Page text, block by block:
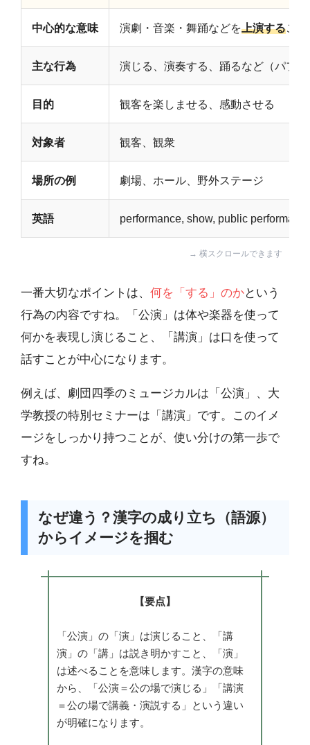
中心的な意味 演劇・音楽・舞踊などを上演する こ
主な行為 演じる、演奏する、踊るなど（パフ
目的 観客を楽しませる、感動させる
対象者 観客、観衆
場所の例 劇場、ホール、野外ステージ
英語 performance, show, public
一番大切なポイントは、 何を「する」のかという
行為の内容ですね。「公演」は体や楽器を使って
何かを表現し演じること、「講演」は口を使って
話すことが中心になります。
例えば、劇団四季のミュージカルは「公演」、大
学教授の特別セミナーは「講演」です。このイメ
ージをしっかり持つことが、使い分けの第一歩で
すね。
なぜ違う？漢字の成り立ち（語源）
からイメージを掴む
【要点】
「公演」の「演」は演じること、「講
演」の「講」は説き明かすこと、「演」
は述べることを意味します。漢字の意味
から、「公演＝公の場で演じる」「講演
＝公の場で講義・演説する」という違い
が明確になります。